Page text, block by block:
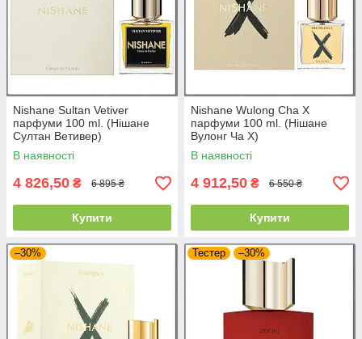
Nishane Sultan Vetiver
парфуми 100 ml. (Нішане
Султан Ветивер)
В наявності
4 826,50 ₴ 6 895 ₴
Купити
Nishane Wulong Cha X
парфуми 100 ml. (Нішане
Вулонг Ча X)
В наявності
4 912,50 ₴ 6 550 ₴
Купити
–30% Тестер –30%